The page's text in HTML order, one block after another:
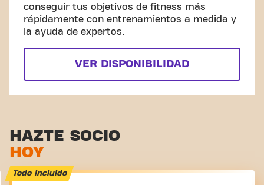
conseguir tus objetivos de fitness más
rápidamente con entrenamientos a medida y
la ayuda de expertos.
VER DISPONIBILIDAD
HAZTE SOCIO
HOY
Todo incluido